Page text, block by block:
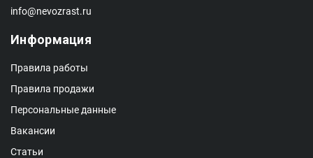
info@nevozrast.ru
Информация
Правила работы
Правила продажи
Персональные данные
Вакансии
Статьи